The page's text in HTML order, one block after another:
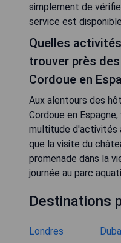
simplement de
service est
Quelles
trouver près
Cordoue en
Aux alentours des
Cordoue en
multitude d'activités
que la visite du
promenade dans la
journée au parc
Destinations
Londres